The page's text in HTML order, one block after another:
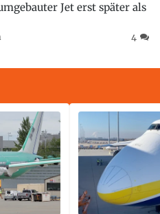
Jet erst später als
4